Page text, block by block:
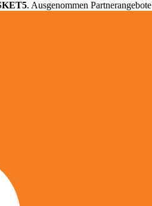
. Ausgenommen Partnerangebote